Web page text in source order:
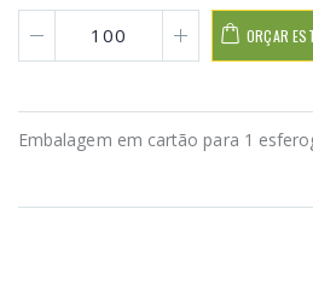
ORÇAR
Embalagem em cartão para 1